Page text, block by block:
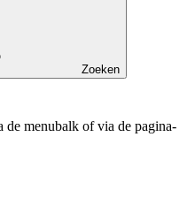
Zoeken
de menubalk of via de pagina-